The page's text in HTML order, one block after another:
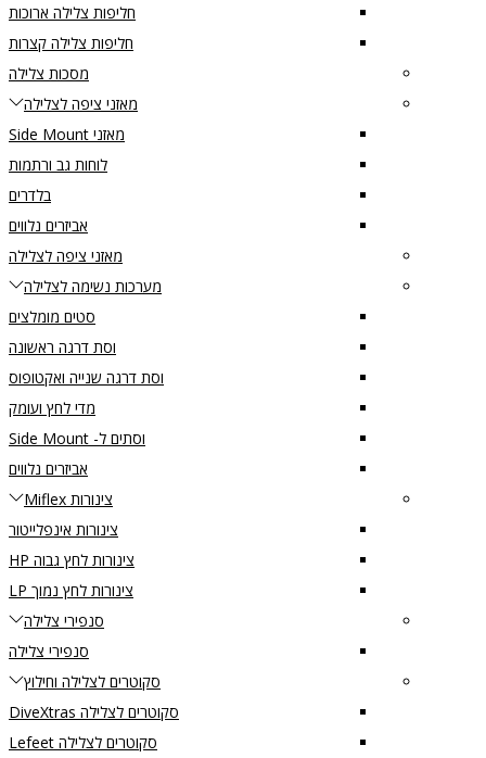
חליפות צלילה ארוכות
חליפות צלילה קצרות
מסכות צלילה
מאזני ציפה לצלילה
מאזני Side Mount
לוחות גב ורתמות
בלדרים
אביזרים נלווים
מאזני ציפה לצלילה
מערכות נשימה לצלילה
סטים מומלצים
וסת דרגה ראשונה
וסת דרגה שנייה ואקטופוס
מדי לחץ ועומק
וסתים ל- Side Mount
אביזרים נלווים
צינורות Miflex
צינורות אינפלייטור
צינורות לחץ גבוה HP
צינורות לחץ נמוך LP
סנפירי צלילה
סנפירי צלילה
סקוטרים לצלילה וחילוץ
סקוטרים לצלילה DiveXtras
סקוטרים לצלילה Lefeet